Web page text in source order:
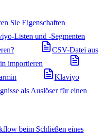
Sie Eigenschaften
Listen und -Segmenten
CSV-Datei aus
importieren
Klaviyo
als Auslöser für einen
beim Schließen eines